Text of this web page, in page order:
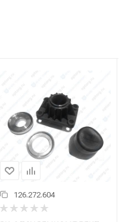
126.272.604